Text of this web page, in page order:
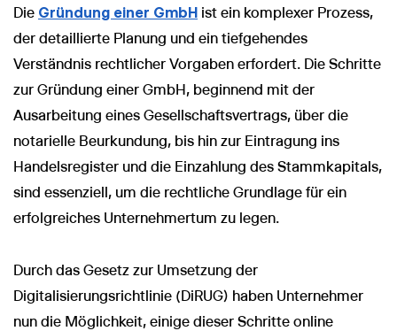
Die Gründung einer GmbH ist ein komplexer Prozess,
der detaillierte Planung und ein tiefgehendes
Verständnis rechtlicher Vorgaben erfordert. Die Schritte
zur Gründung einer GmbH, beginnend mit der
Ausarbeitung eines Gesellschaftsvertrags, über die
notarielle Beurkundung, bis hin zur Eintragung ins
Handelsregister und die Einzahlung des Stammkapitals,
sind essenziell, um die rechtliche Grundlage für ein
erfolgreiches Unternehmertum zu legen.
Durch das Gesetz zur Umsetzung der
Digitalisierungsrichtlinie (DiRUG) haben Unternehmer
nun die Möglichkeit, einige dieser Schritte online